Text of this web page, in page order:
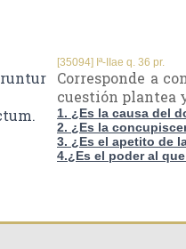
[35094] Iª-IIae q. 36 pr.
Corresponde a
cuestión plantea
1. ¿Es la causa del
2. ¿Es la
3. ¿Es el apetito de
4.¿Es el poder al